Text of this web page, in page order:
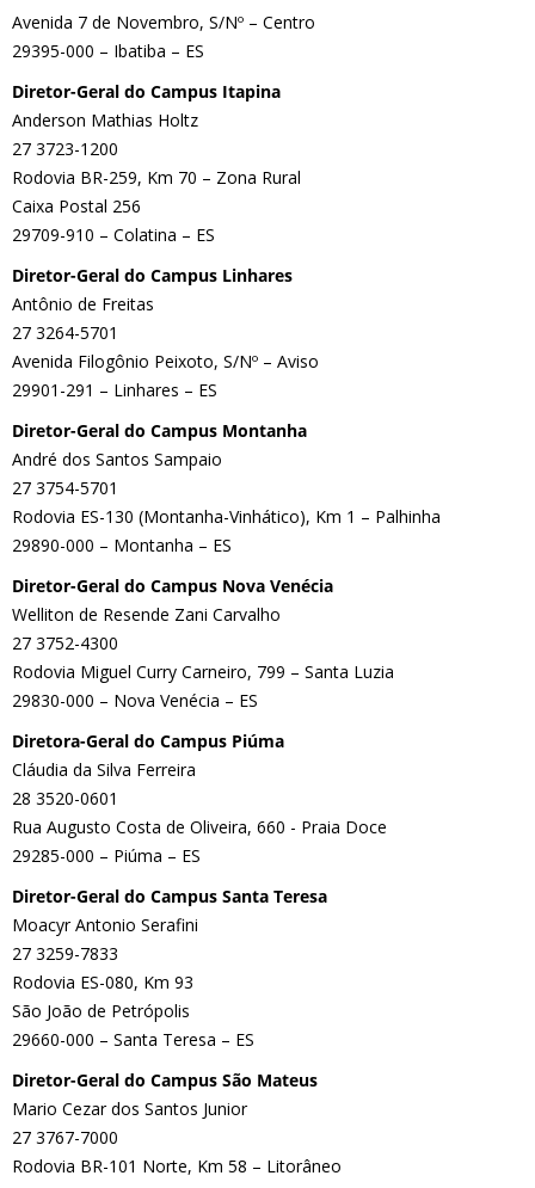
Avenida 7 de Novembro, S/Nº – Centro
29395-000 – Ibatiba – ES
Diretor-Geral do Campus Itapina
Anderson Mathias Holtz
27 3723-1200
Rodovia BR-259, Km 70 – Zona Rural
Caixa Postal 256
29709-910 – Colatina – ES
Diretor-Geral do Campus Linhares
Antônio de Freitas
27 3264-5701
Avenida Filogônio Peixoto, S/Nº – Aviso
29901-291 – Linhares – ES
Diretor-Geral do Campus Montanha
André dos Santos Sampaio
27 3754-5701
Rodovia ES-130 (Montanha-Vinhático), Km 1 – Palhinha
29890-000 – Montanha – ES
Diretor-Geral do Campus Nova Venécia
Welliton de Resende Zani Carvalho
27 3752-4300
Rodovia Miguel Curry Carneiro, 799 – Santa Luzia
29830-000 – Nova Venécia – ES
Diretora-Geral do Campus Piúma
Cláudia da Silva Ferreira
28 3520-0601
Rua Augusto Costa de Oliveira, 660 - Praia Doce
29285-000 – Piúma – ES
Diretor-Geral do Campus Santa Teresa
Moacyr Antonio Serafini
27 3259-7833
Rodovia ES-080, Km 93
São João de Petrópolis
29660-000 – Santa Teresa – ES
Diretor-Geral do Campus São Mateus
Mario Cezar dos Santos Junior
27 3767-7000
Rodovia BR-101 Norte, Km 58 – Litorâneo